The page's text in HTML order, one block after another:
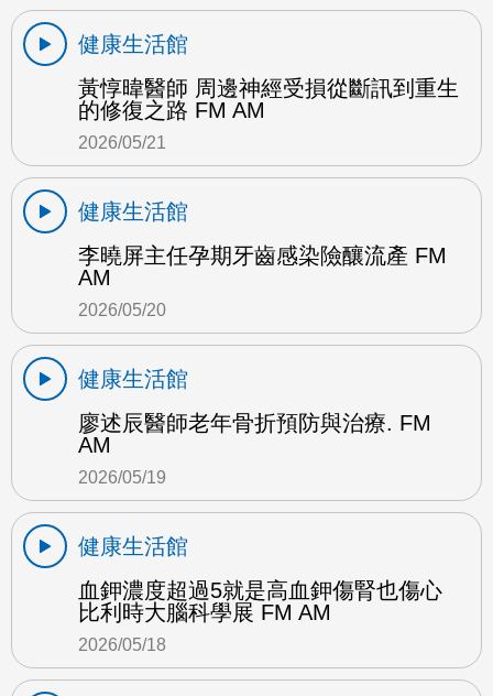
健康生活館
黃惇暐醫師 周邊神經受損從斷訊到重生
的修復之路 FM AM
2026/05/21
健康生活館
李曉屏主任孕期牙齒感染險釀流產 FM
AM
2026/05/20
健康生活館
廖述辰醫師老年骨折預防與治療. FM
AM
2026/05/19
健康生活館
血鉀濃度超過5就是高血鉀傷腎也傷心
比利時大腦科學展 FM AM
2026/05/18